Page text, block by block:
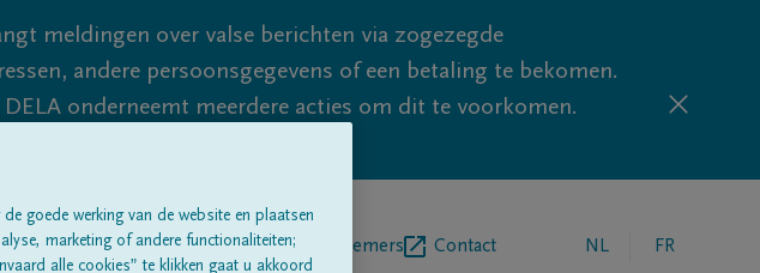
meldingen over valse berichten via zogezegde
andere persoonsgegevens of een betaling te bekomen.
onderneemt meerdere acties om dit te voorkomen.
blijf waakzaam.
rouwberichten Over onsBegrafenisondernemers Contact NL FR
goede werking van de website en plaatsen
marketing of andere functionaliteiten;
alle cookies” te klikken gaat u akkoord